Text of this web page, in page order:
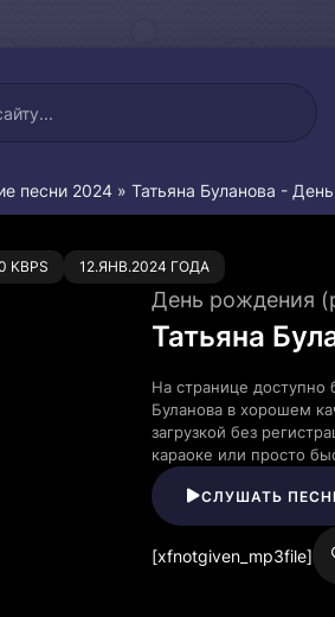
песни 2024 » Татьяна Буланова -
KBPS 12.ЯНВ.2024 ГОДА
0
День рождения
Татьяна
На странице доступно
Буланова в хорошем
загрузкой без
караоке или просто
СЛУШАТЬ
[xfnotgiven_mp3file]